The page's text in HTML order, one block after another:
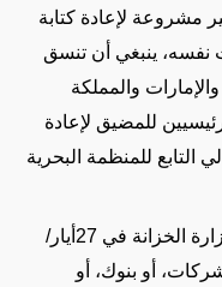
مشروعة لإعادة كتابة
نفسه، ينبغي أن تنسق
والمملكة
للمضيق لإعادة
التابع للمنظمة البحرية
توسيع نطاق التصنيف الصادر عن وزارة الخزانة في 27أيار/
أو بنوك، أو